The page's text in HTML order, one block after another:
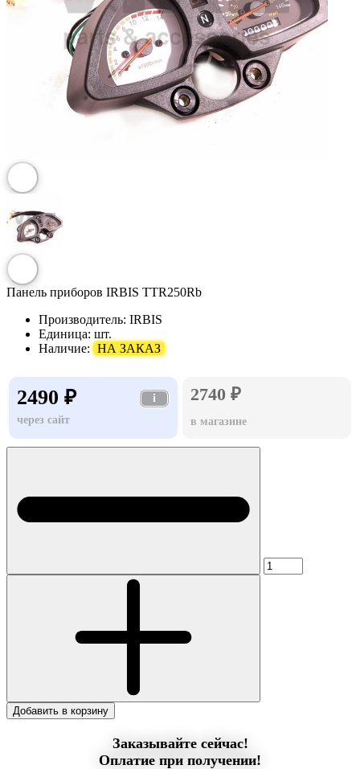
Панель приборов IRBIS TTR250Rb
Производитель: IRBIS
Единица: шт.
Наличие: НА ЗАКАЗ
2490 ₽
i
через сайт
2740 ₽
в магазине
Добавить в корзину
Заказывайте сейчас!
Оплатие при получении!